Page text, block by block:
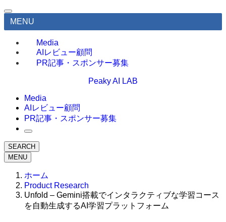
MENU
Media
AIレビュー顧問
PR記事・スポンサー募集
Peaky AI LAB
Media
AIレビュー顧問
PR記事・スポンサー募集
SEARCH
MENU
ホーム
Product Research
Unfold – Gemini搭載でインタラクティブな学習コース
を自動生成するAI学習プラットフォーム